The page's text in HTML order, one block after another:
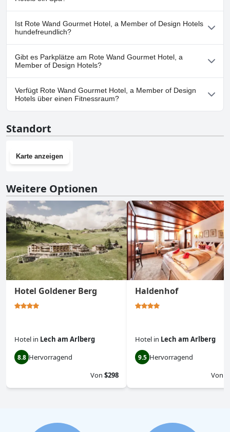
gehören: Beheizter Pool, Hallenbad, Außenpool.
Ja, es gibt ein Spa im Rote Wand Gourmet Hotel, a Member of
Design Hotels.
Ist Rote Wand Gourmet Hotel, a Member of Design Hotels
hundefreundlich?
Ja, Rote Wand Gourmet Hotel, a Member of Design Hotels heißt
Hunde willkommen.
Gibt es Parkplätze am Rote Wand Gourmet Hotel, a
Member of Design Hotels?
Ja, Parkmöglichkeiten sind im Rote Wand Gourmet Hotel, a
Member of Design Hotels vorhanden.
Verfügt Rote Wand Gourmet Hotel, a Member of Design
Hotels über einen Fitnessraum?
einen Fitnessraum.
Standort
Karte anzeigen
Weitere Optionen
Hotel Goldener Berg
Hotel in Lech am Arlberg
8.8 Hervorragend
Von $298
Haldenhof
Hotel in Lech am Arlberg
9.5 Hervorragend
Von